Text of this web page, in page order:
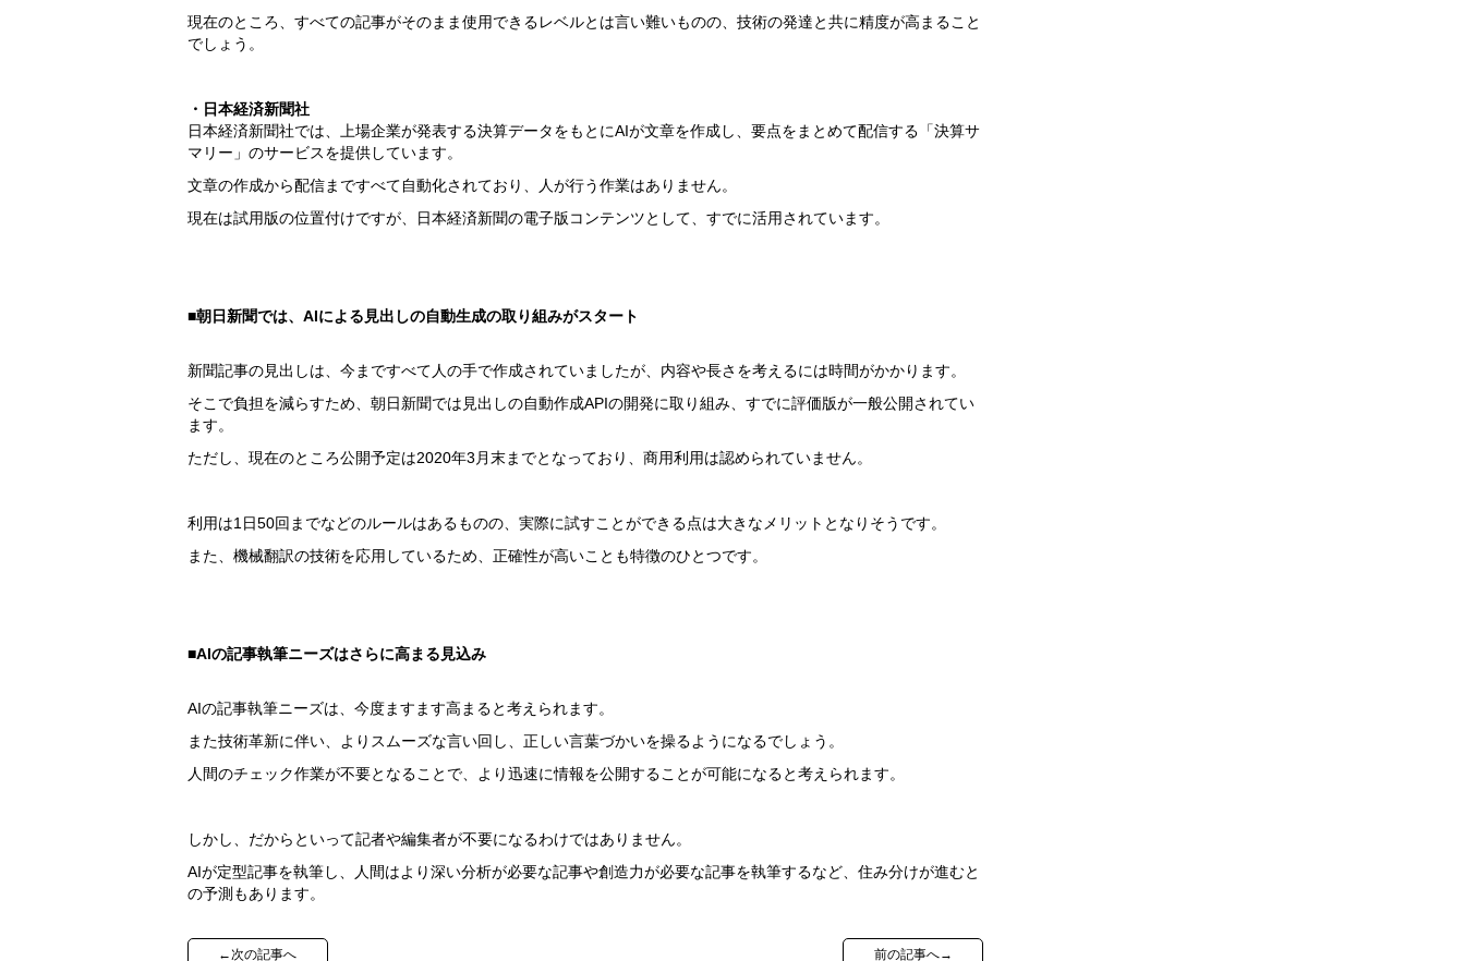
現在のところ、すべての記事がそのまま使用できるレベルとは言い難いものの、技術の発達と共に精度が高まること
でしょう。
・日本経済新聞社
日本経済新聞社では、上場企業が発表する決算データをもとにAIが文章を作成し、要点をまとめて配信する「決算サ
マリー」のサービスを提供しています。
文章の作成から配信まですべて自動化されており、人が行う作業はありません。
現在は試用版の位置付けですが、日本経済新聞の電子版コンテンツとして、すでに活用されています。
■朝日新聞では、AIによる見出しの自動生成の取り組みがスタート
新聞記事の見出しは、今まですべて人の手で作成されていましたが、内容や長さを考えるには時間がかかります。
そこで負担を減らすため、朝日新聞では見出しの自動作成APIの開発に取り組み、すでに評価版が一般公開されてい
ます。
ただし、現在のところ公開予定は2020年3月末までとなっており、商用利用は認められていません。
利用は1日50回までなどのルールはあるものの、実際に試すことができる点は大きなメリットとなりそうです。
また、機械翻訳の技術を応用しているため、正確性が高いことも特徴のひとつです。
■AIの記事執筆ニーズはさらに高まる見込み
AIの記事執筆ニーズは、今度ますます高まると考えられます。
また技術革新に伴い、よりスムーズな言い回し、正しい言葉づかいを操るようになるでしょう。
人間のチェック作業が不要となることで、より迅速に情報を公開することが可能になると考えられます。
しかし、だからといって記者や編集者が不要になるわけではありません。
AIが定型記事を執筆し、人間はより深い分析が必要な記事や創造力が必要な記事を執筆するなど、住み分けが進むと
の予測もあります。
前の記事へ→
←次の記事へ